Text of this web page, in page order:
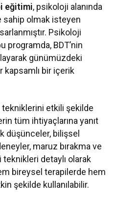
eğitimi, psikoloji alanında
sahip olmak isteyen
Psikoloji
programda, BDT’nin
günümüzdeki
kapsamlı bir içerik
etkili şekilde
tüm ihtiyaçlarına yanıt
düşünceler, bilişsel
maruz bırakma ve
teknikleri detaylı olarak
bireysel terapilerde hem
şekilde kullanılabilir.